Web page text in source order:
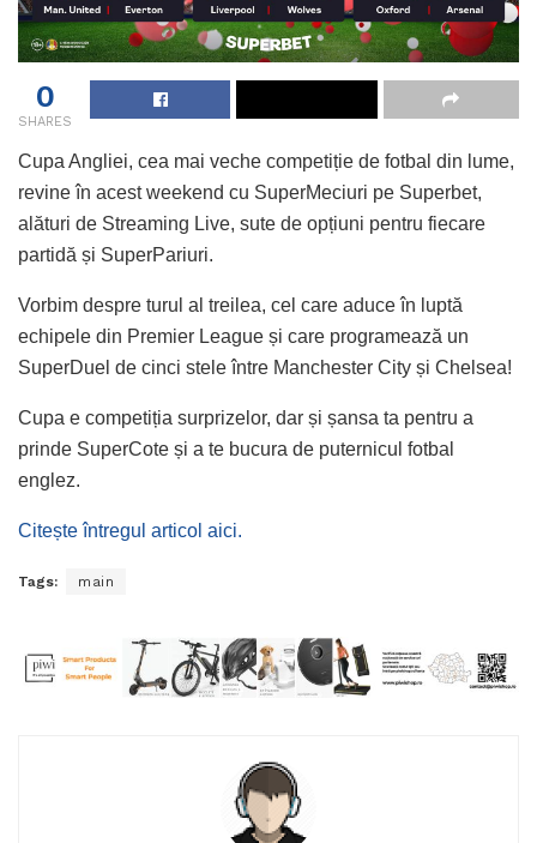
0
SHARES
Cupa Angliei, cea mai veche competiție de fotbal din lume,
revine în acest weekend cu SuperMeciuri pe Superbet,
alături de Streaming Live, sute de opțiuni pentru fiecare
partidă și SuperPariuri.
Vorbim despre turul al treilea, cel care aduce în luptă
echipele din Premier League și care programează un
SuperDuel de cinci stele între Manchester City și Chelsea!
Cupa e competiția surprizelor, dar și șansa ta pentru a
prinde SuperCote și a te bucura de puternicul fotbal
englez.
Citește întregul articol aici.
Tags: main